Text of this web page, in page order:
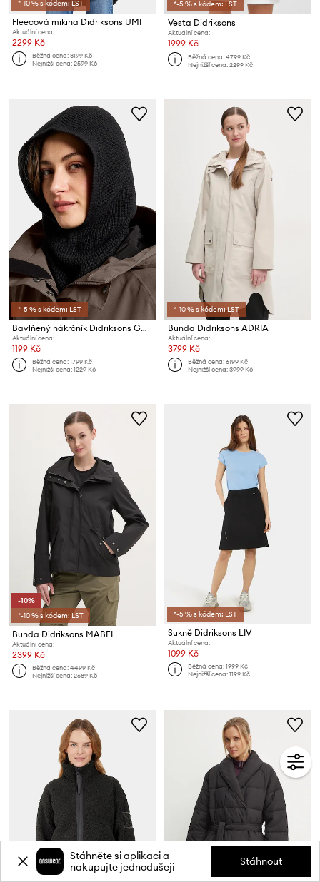
*-10 % s kódem: LST
Fleecová mikina Didriksons UMI
Aktuální cena:
2299 Kč
Běžná cena:3199 Kč
Nejnižší cena:2599 Kč
*-5 % s kódem: LST
Vesta Didriksons
Aktuální cena:
1999 Kč
Běžná cena:4799 Kč
Nejnižší cena:2299 Kč
*-5 % s kódem: LST
Bavlňený nákrčník Didriksons GALIA
Aktuální cena:
1199 Kč
Běžná cena:1799 Kč
Nejnižší cena:1229 Kč
*-10 % s kódem: LST
Bunda Didriksons ADRIA
Aktuální cena:
3799 Kč
Běžná cena:6199 Kč
Nejnižší cena:3999 Kč
-10%
*-10 % s kódem: LST
Bunda Didriksons MABEL
Aktuální cena:
2399 Kč
Běžná cena:4499 Kč
Nejnižší cena:2689 Kč
*-5 % s kódem: LST
Sukně Didriksons LIV
Aktuální cena:
1099 Kč
Běžná cena:1999 Kč
Nejnižší cena:1199 Kč
Stáhněte si aplikaci a
nakupujte jednodušeji
Stáhnout